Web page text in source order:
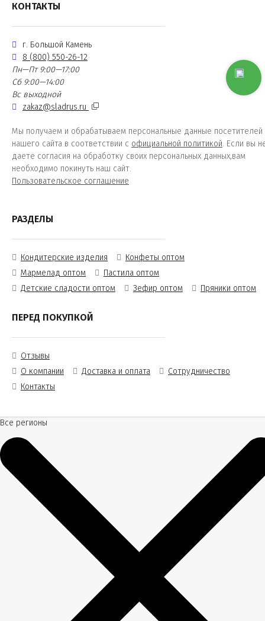
КОНТАКТЫ
г. Большой Камень
8 (800) 550-26-12
Пн—Пт 9:00—17:00
Сб 9:00—14:00
Вс выходной
zakaz@sladrus.ru
Мы получаем и обрабатываем персональные данные посетителей
нашего сайта в соответствии с официальной политикой. Если вы
даете согласия на обработку своих персональных данных,вам
необходимо покинуть наш сайт.
Пользовательское соглашение
РАЗДЕЛЫ
Кондитерские изделия
Конфеты оптом
Мармелад оптом
Пастила оптом
Детские сладости оптом
Зефир оптом Пряники оптом
ПЕРЕД ПОКУПКОЙ
Отзывы
О компании
Доставка и оплата
Сотрудничество
Контакты
Все регионы